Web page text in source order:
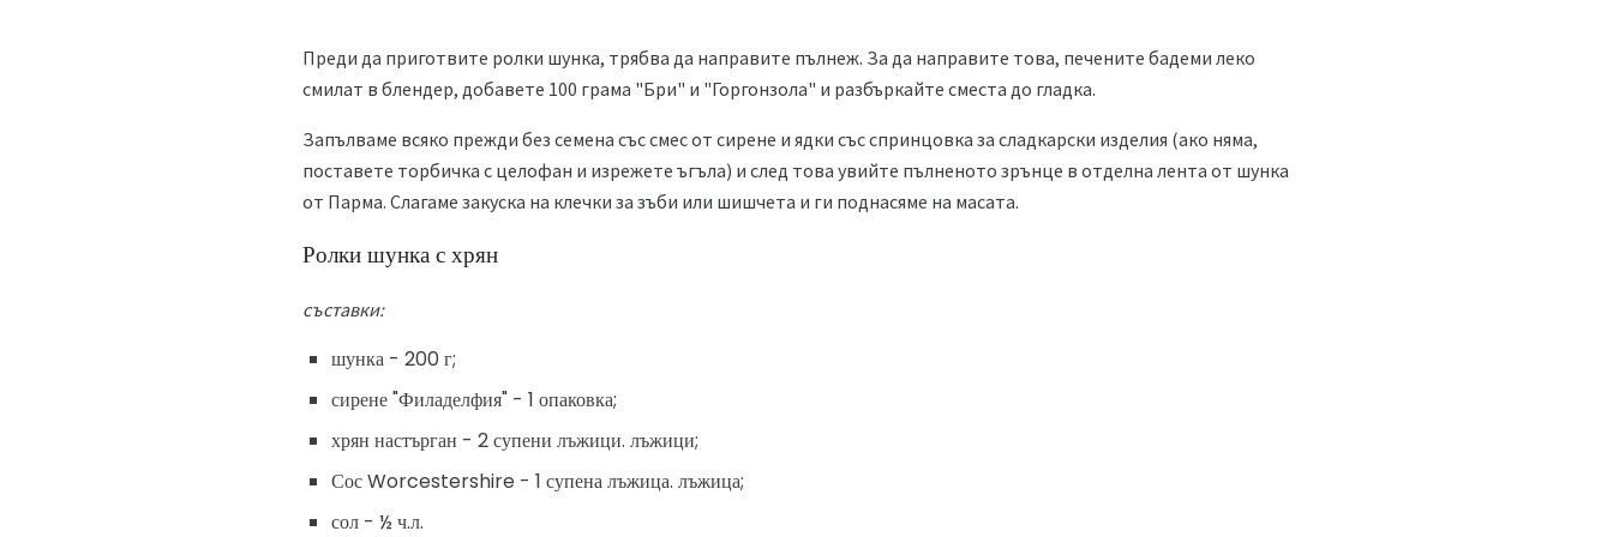
Преди да приготвите ролки шунка, трябва да направите пълнеж. За да направите това, печените бадеми леко
смилат в блендер, добавете 100 грама "Бри" и "Горгонзола" и разбъркайте сместа до гладка.
Запълваме всяко прежди без семена със смес от сирене и ядки със спринцовка за сладкарски изделия (ако няма,
поставете торбичка с целофан и изрежете ъгъла) и след това увийте пълненото зрънце в отделна лента от шунка
от Парма. Слагаме закуска на клечки за зъби или шишчета и ги поднасяме на масата.
Ролки шунка с хрян
съставки:
шунка - 200 г;
сирене "Филаделфия" - 1 опаковка;
хрян настърган - 2 супени лъжици. лъжици;
Сос Worcestershire - 1 супена лъжица. лъжица;
сол - ½ ч.л.